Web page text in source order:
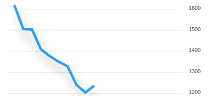
1600
1500
1400
1300
1200